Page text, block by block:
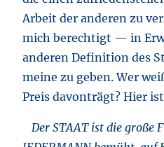
Arbeit der anderen zu
mich berechtigt — in
anderen Definition des
meine zu geben. Wer
Preis davonträgt? Hier
Der STAAT ist die große